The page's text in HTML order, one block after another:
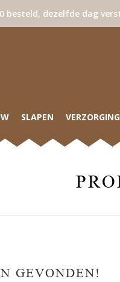
besteld, dezelfde dag
SLAPEN VERZORGING
GEVONDEN!